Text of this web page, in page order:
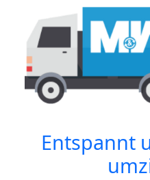
Entspannt